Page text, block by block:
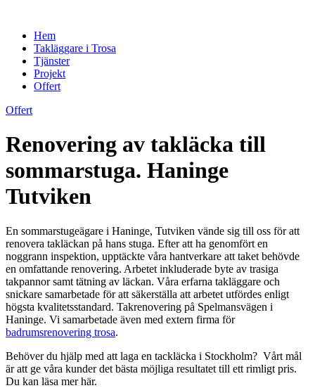
Hem
Takläggare i Trosa
Tjänster
Projekt
Offert
Offert
Renovering av takläcka till
sommarstuga. Haninge
Tutviken
En sommarstugeägare i Haninge, Tutviken vände sig till oss för att
renovera takläckan på hans stuga. Efter att ha genomfört en
noggrann inspektion, upptäckte våra hantverkare att taket behövde
en omfattande renovering. Arbetet inkluderade byte av trasiga
takpannor samt tätning av läckan. Våra erfarna takläggare och
snickare samarbetade för att säkerställa att arbetet utfördes enligt
högsta kvalitetsstandard. Takrenovering på Spelmansvägen i
Haninge. Vi samarbetade även med extern firma för
badrumsrenovering trosa.
Behöver du hjälp med att laga en tackläcka i Stockholm? Vårt mål
är att ge våra kunder det bästa möjliga resultatet till ett rimligt pris.
Du kan läsa mer här.